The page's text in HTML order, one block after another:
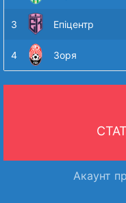
3 Епіцентр
4 Зоря
Акаунт